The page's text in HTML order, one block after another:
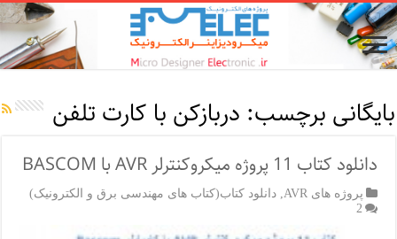
بایگانی برچسب: دربازکن با کارت تلفن
دانلود کتاب 11 پروژه میکروکنترلر AVR با BASCOM
پروژه های AVR ,دانلود کتاب(کتاب های مهندسی برق و الکترونیک)
2